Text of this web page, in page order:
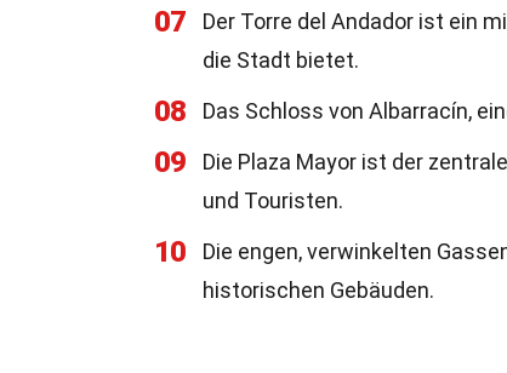
07
Der Torre del Andador ist ein
die Stadt bietet.
08 Das Schloss von Albarracín,
09
Die Plaza Mayor ist der
und Touristen.
10
Die engen, verwinkelten
historischen Gebäuden.